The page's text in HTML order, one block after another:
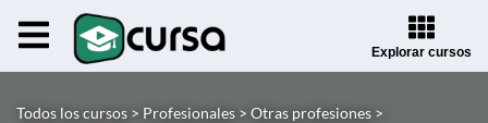
Explorar cursos
Todos los cursos > Profesionales > Otras profesiones >